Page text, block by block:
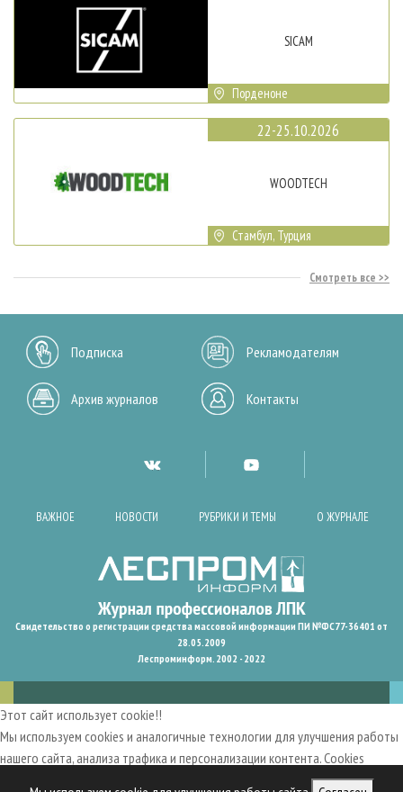
SICAM
Порденоне
22-25.10.2026
WOODTECH
Стамбул, Турция
Смотреть все
Подписка Рекламодателям
Архив журналов Контакты
ВАЖНОЕ НОВОСТИ РУБРИКИ И ТЕМЫ О ЖУРНАЛЕ
Свидетельство о регистрации средства массовой информации ПИ №ФС77-36401 от
28.05.2009
Леспроминформ. 2002 - 2022
Этот сайт использует cookie!!
Мы используем cookies и аналогичные технологии для улучшения работы
нашего сайта, анализа трафика и персонализации контента. Cookies